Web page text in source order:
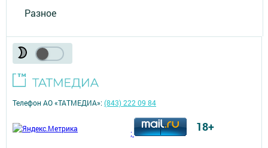
Разное
Телефон АО «ТАТМЕДИА»:(843) 222 09 84
; 18+